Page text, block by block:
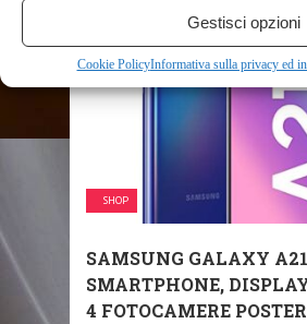
Gestisci opzioni
Cookie PolicyInformativa sulla privacy ed
SHOP
SAMSUNG GALAXY
SMARTPHONE,
4 FOTOCAMERE